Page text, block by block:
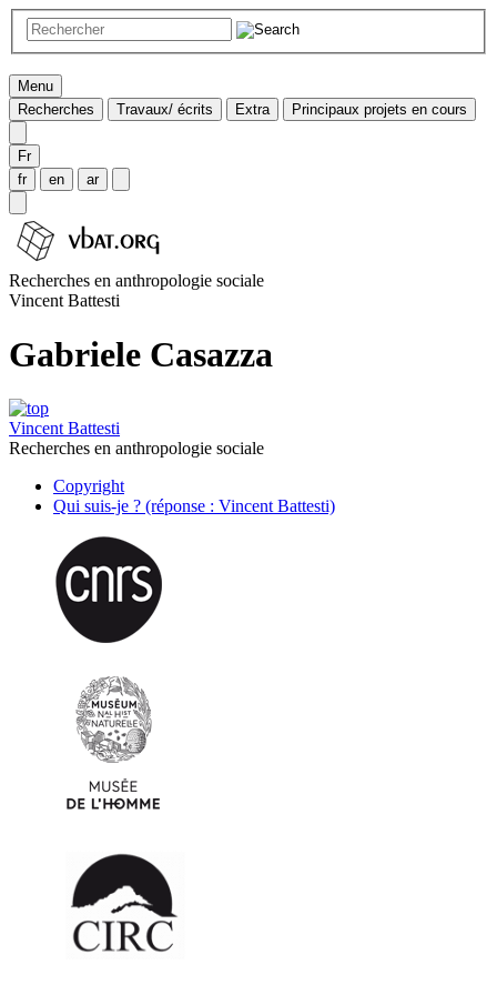
Menu
Recherches
Travaux/ écrits Extra Principaux projets en cours
Fr
fr
en ar
Recherches en anthropologie sociale
Vincent Battesti
Gabriele Casazza
Vincent Battesti
Recherches en anthropologie sociale
Copyright
Qui suis-je ? (réponse : Vincent Battesti)